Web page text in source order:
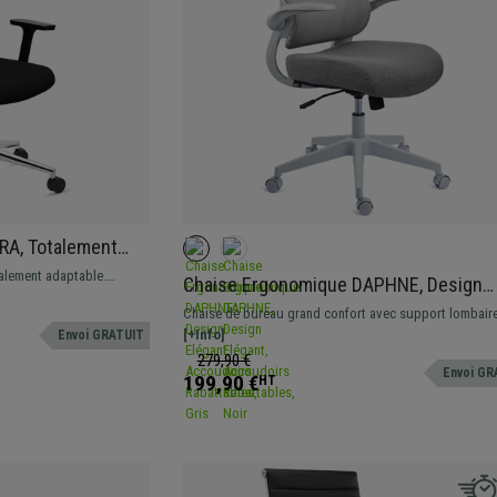
Totalement
Lombaire, Noir
adaptable.
Envoi GRATUIT
Chaise Ergonomique DAPHNE, Design
Elégant, Accoudoirs Rabattables, Gris
Chaise de bureau grand confort avec support
Robuste et résistante, avec accoudoirs rabattables.
[+Info]
279,90 €
199,90 €HT Envoi